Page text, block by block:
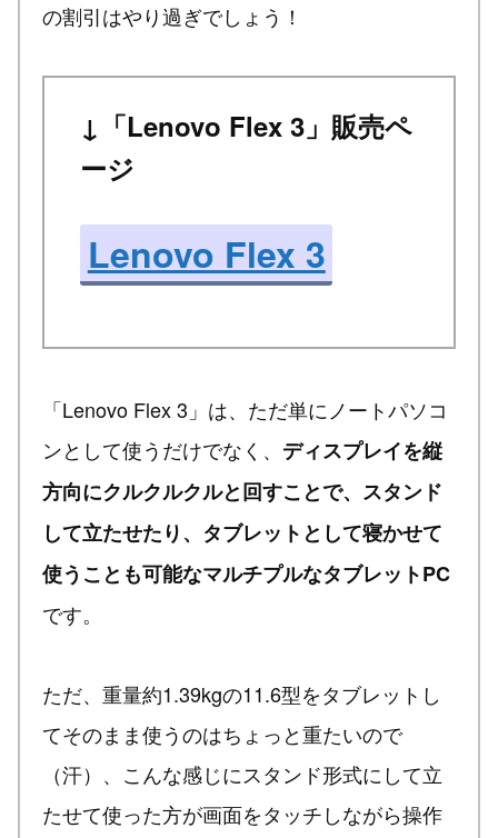
の割引はやり過ぎでしょう！
↓「Lenovo Flex 3」販売ペ
ージ
Lenovo Flex 3
「Lenovo Flex 3」は、ただ単にノートパソコ
ンとして使うだけでなく、 ディスプレイを縦
方向にクルクルクルと回すことで、スタンド
して立たせたり、タブレットとして寝かせて
使うことも可能なマルチプルなタブレットPC
です。
ただ、重量約1.39kgの11.6型をタブレットし
てそのまま使うのはちょっと重たいので
（汗）、こんな感じにスタンド形式にして立
たせて使った方が画面をタッチしながら操作